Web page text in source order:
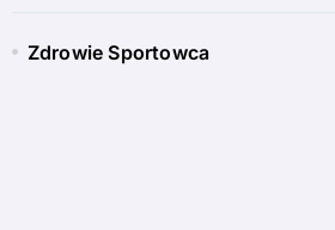
Zdrowie Sportowca